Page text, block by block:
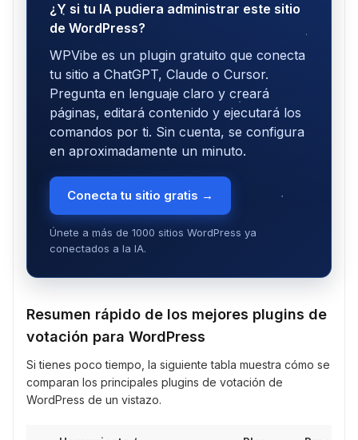
¿Y si tu IA pudiera administrar este sitio
de WordPress?
WPVibe es un plugin gratuito que conecta
tu sitio a ChatGPT, Claude o Cursor.
Pregunta en lenguaje claro y creará
páginas, editará contenido y ejecutará los
comandos por ti. Sin cuenta, se configura
en aproximadamente un minuto.
Conecta tu sitio gratis →
Únete a más de 1000 sitios WordPress ya
conectados a la IA.
Resumen rápido de los mejores plugins de
votación para WordPress
Si tienes poco tiempo, la siguiente tabla muestra cómo se
comparan los principales plugins de votación de
WordPress de un vistazo.